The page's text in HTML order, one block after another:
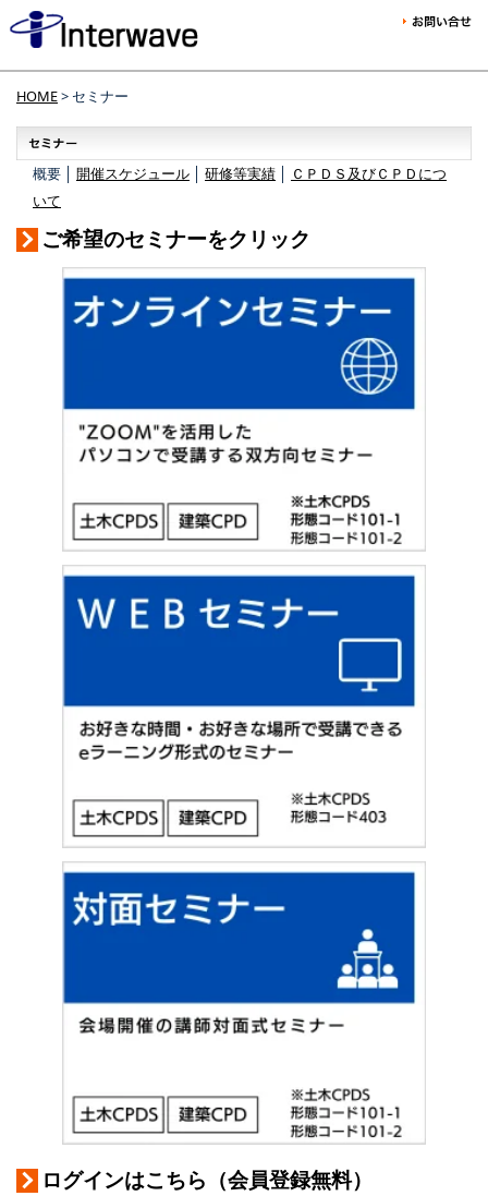
HOME> セミナー
概要 │ 開催スケジュール 研修等実績
ＣＰＤＳ及びＣＰＤにつ
いて
ご希望のセミナーをクリック
ログインはこちら（会員登録無料）